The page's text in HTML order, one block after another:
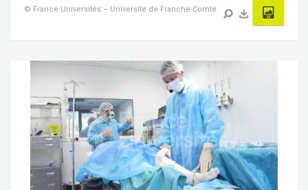
© France Universités – Université de Franche-Comté